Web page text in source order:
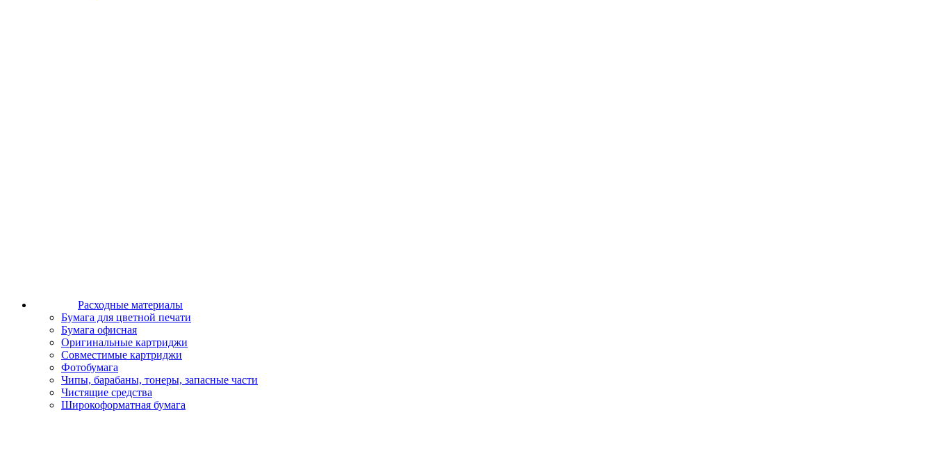
Расходные материалы
Бумага для цветной печати
Бумага офисная
Оригинальные картриджи
Совместимые картриджи
Фотобумага
Чипы, барабаны, тонеры, запасные части
Чистящие средства
Широкоформатная бумага